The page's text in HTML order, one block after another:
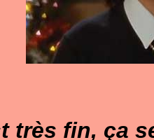
très fin, ça